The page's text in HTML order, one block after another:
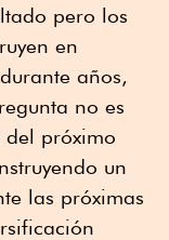
pero los
en
años,
no es
próximo
un
las próximas